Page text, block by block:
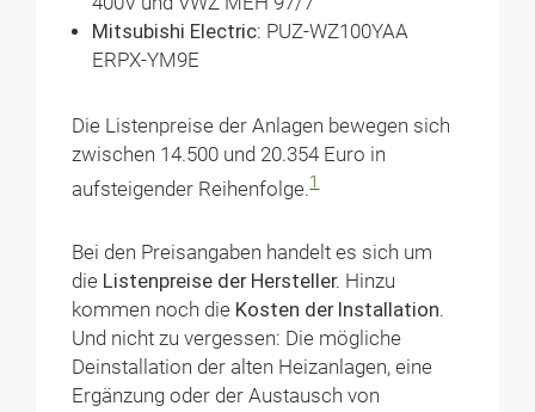
Mitsubishi Electric: PUZ-WZ100YAA
ERPX-YM9E
Die Listenpreise der Anlagen bewegen sich
zwischen 14.500 und 20.354 Euro in
aufsteigender Reihenfolge.1
Bei den Preisangaben handelt es sich um
die Listenpreise der Hersteller. Hinzu
kommen noch die Kosten der Installation.
Und nicht zu vergessen: Die mögliche
Deinstallation der alten Heizanlagen, eine
Ergänzung oder der Austausch von